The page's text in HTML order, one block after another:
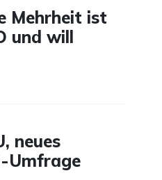
Mehrheit ist
und will
neues
Umfrage